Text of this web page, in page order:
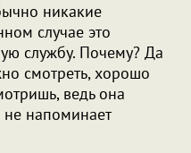
никакие
случае это
службу. Почему? Да
смотреть, хорошо
ведь она
напоминает